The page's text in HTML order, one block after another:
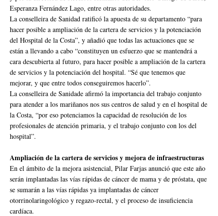
Esperanza Fernández Lago, entre otras autoridades.
La conselleira de Sanidad ratificó la apuesta de su departamento “para
hacer posible a ampliación de la cartera de servicios y la potenciación
del Hospital de la Costa”, y añadió que todas las actuaciones que se
están a llevando a cabo “constituyen un esfuerzo que se mantendrá a
cara descubierta al futuro, para hacer posible a ampliación de la cartera
de servicios y la potenciación del hospital. “Sé que tenemos que
mejorar, y que entre todos conseguiremos hacerlo”.
La conselleira de Sanidade afirmó la importancia del trabajo conjunto
para atender a los mariñanos nos sus centros de salud y en el hospital de
la Costa, “por eso potenciamos la capacidad de resolución de los
profesionales de atención primaria, y el trabajo conjunto con los del
hospital”.
Ampliación de la cartera de servicios y mejora de infraestructuras
En el ámbito de la mejora asistencial, Pilar Farjas anunció que este año
serán implantadas las vías rápidas de cáncer de mama y de próstata, que
se sumarán a las vías rápidas ya implantadas de cáncer
otorrinolaringológico y regazo-rectal, y el proceso de insuficiencia
cardíaca.